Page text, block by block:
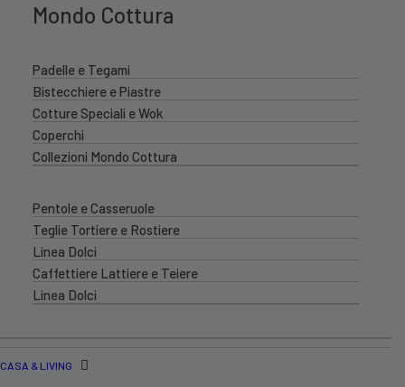
Mondo Cottura
Padelle e Tegami
Bistecchiere e Piastre
Cotture Speciali e Wok
Coperchi
Collezioni Mondo Cottura
Pentole e Casseruole
Teglie Tortiere e Rostiere
Linea Dolci
Caffettiere Lattiere e Teiere
Linea Dolci
CASA & LIVING